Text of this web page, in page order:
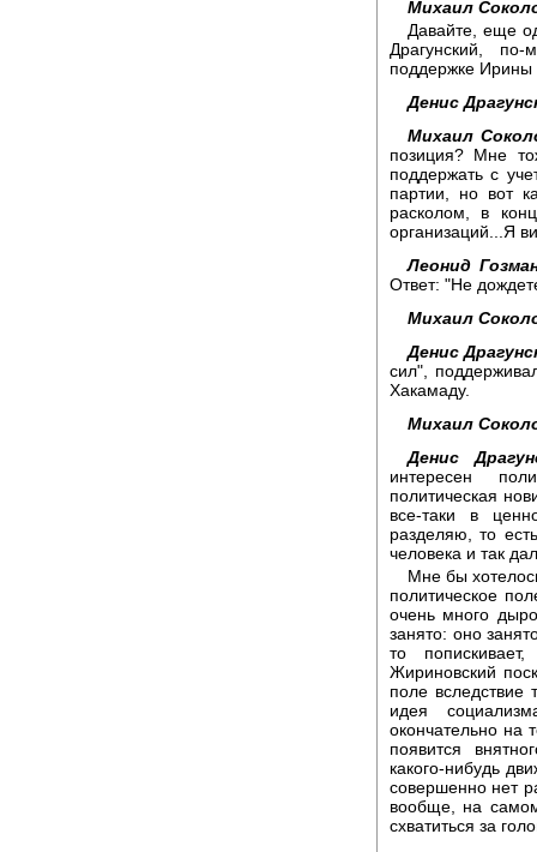
Михаил
Давайте, еще
Драгунский,
поддержке
Денис
Михаил
позиция? Мне
поддержать с
партии, но вот
расколом, в
организаций...Я
Леонид
Ответ: "Не
Михаил
Денис
сил",
Хакамаду.
Михаил
Денис
интересен
политическая
все-таки в
разделяю, то
человека и так
Мне бы
политическое
очень много
занято: оно
то
Жириновский
поле вследствие
идея
окончательно на
появится
какого-нибудь
совершенно нет
вообще, на
схватиться за